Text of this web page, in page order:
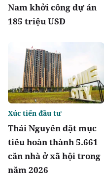
Nam khởi công dự án
185 triệu USD
Thái Nguyên đặt mục
tiêu hoàn thành 5.661
căn nhà ở xã hội trong
năm 2026
Xúc tiến đầu tư